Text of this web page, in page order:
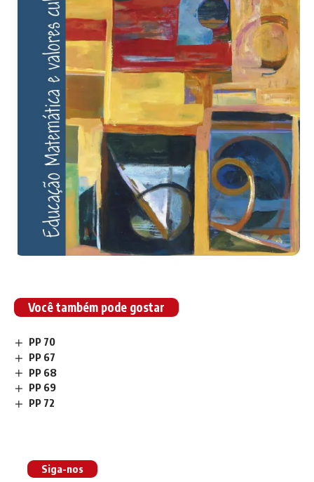
Você também pode gostar
PP 70
PP 67
PP 68
PP 69
PP 72
Siga-nos